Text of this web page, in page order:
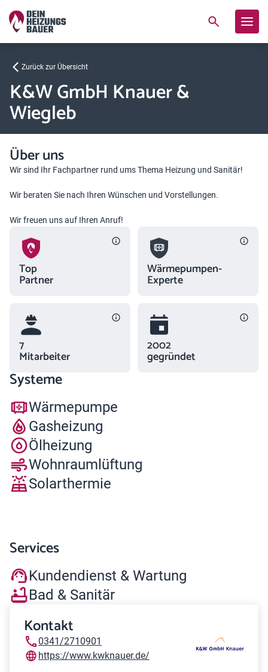
Zurück zur Übersicht
K&W GmbH Knauer &
Wiegleb
Über uns
Wir sind Ihr Fachpartner rund ums Thema Heizung und Sanitär!
Wir beraten Sie nach Ihren Wünschen und Vorstellungen.
Wir freuen uns auf Ihren Anruf!
Top
Partner
Wärmepumpen-
Experte
7
Mitarbeiter
2002
gegründet
Systeme
Wärmepumpe
Gasheizung
Ölheizung
Wohnraumlüftung
Solarthermie
Services
Kundendienst & Wartung
Bad & Sanitär
Kontakt
0341/2710901
https://www.kwknauer.de/